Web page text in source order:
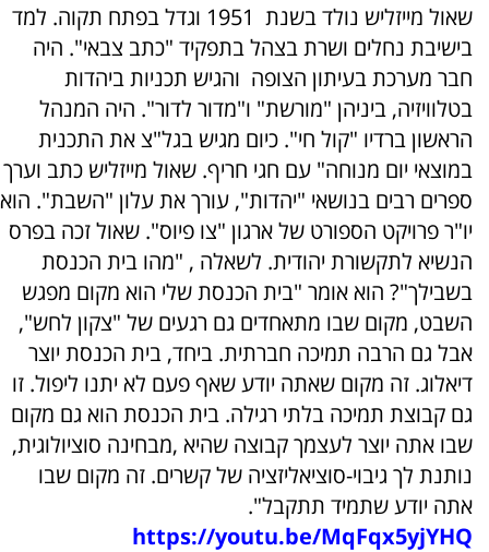
שאול מייזליש נולד בשנת 1951 וגדל בפתח תקוה. למד
בישיבת נחלים ושרת בצהל בתפקיד "כתב צבאי". היה
חבר מערכת בעיתון הצופה והגיש תכניות ביהדות
בטלוויזיה, ביניהן "מורשת" ו"מדור לדור". היה המנהל
הראשון ברדיו "קול חי". כיום מגיש בגל"צ את התכנית
במוצאי יום מנוחה" עם חגי חריף. שאול מייזליש כתב וערך
ספרים רבים בנושאי "יהדות", עורך את עלון "השבת". הוא
יו"ר פרויקט הספורט של ארגון "צו פיוס". שאול זכה בפרס
הנשיא לתקשורת יהודית. לשאלה , "מהו בית הכנסת
בשבילך"? הוא אומר "בית הכנסת שלי הוא מקום מפגש
השבט, מקום שבו מתאחדים גם רגעים של "צקון לחש",
אבל גם הרבה תמיכה חברתית. ביחד, בית הכנסת יוצר
דיאלוג. זה מקום שאתה יודע שאף פעם לא יתנו ליפול. זו
גם קבוצת תמיכה בלתי רגילה. בית הכנסת הוא גם מקום
שבו אתה יוצר לעצמך קבוצה שהיא ,מבחינה סוציולוגית,
נותנת לך גיבוי-סוציאליזציה של קשרים. זה מקום שבו
אתה יודע שתמיד תתקבל".
https://youtu.be/MqFqx5yjYHQ